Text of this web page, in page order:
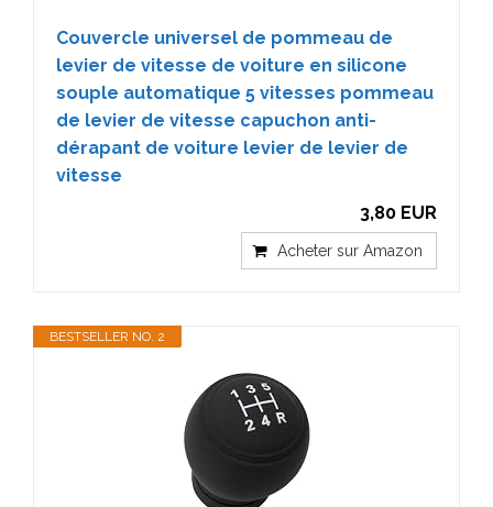
Couvercle universel de pommeau de
levier de vitesse de voiture en silicone
souple automatique 5 vitesses pommeau
de levier de vitesse capuchon anti-
dérapant de voiture levier de levier de
vitesse
3,80 EUR
Acheter sur Amazon
BESTSELLER NO. 2